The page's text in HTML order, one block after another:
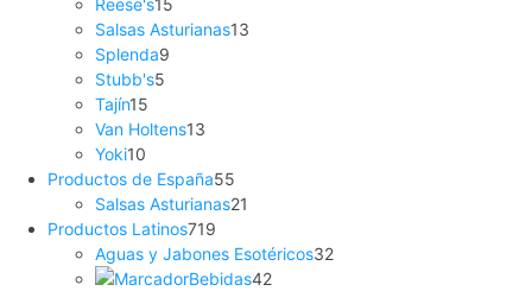
Salsas Asturianas13
Splenda9
Stubb's5
Tajín15
Van Holtens13
Yoki10
Productos de España55
Salsas Asturianas21
Productos Latinos719
Aguas y Jabones Esotéricos32
Bebidas42